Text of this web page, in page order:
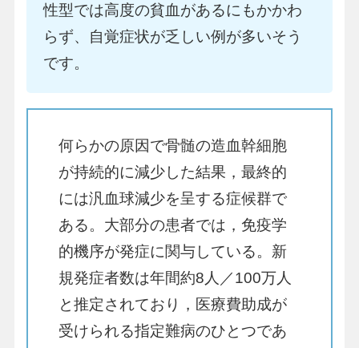
性型では高度の貧血があるにもかかわ
らず、自覚症状が乏しい例が多いそう
です。
何らかの原因で骨髄の造血幹細胞
が持続的に減少した結果，最終的
には汎血球減少を呈する症候群で
ある。大部分の患者では，免疫学
的機序が発症に関与している。新
規発症者数は年間約8人／100万人
と推定されており，医療費助成が
受けられる指定難病のひとつであ